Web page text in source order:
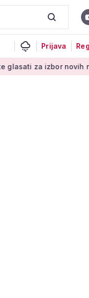
Prijava
izbor novih